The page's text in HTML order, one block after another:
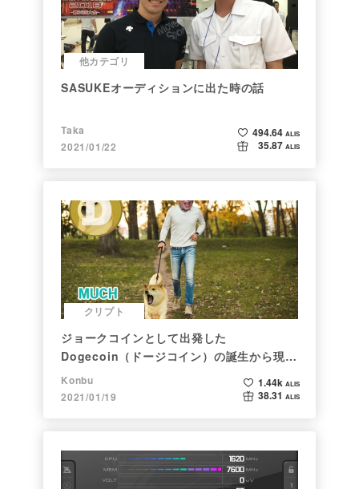
他カテゴリ
SASUKEオーディションに出た時の話
Taka
2021/01/22
494.64 ALIS
35.87 ALIS
クリプト
ジョークコインとして出発した
Dogecoin（ドージコイン）の誕生から現在
まで。注目される非証券性🐶
Konbu
2021/01/19
1.44k ALIS
38.31 ALIS